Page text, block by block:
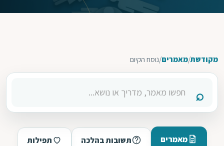
מקודשת/מאמרים/נוסח הקיום
מאמרים תשובות בהלכה תפילות